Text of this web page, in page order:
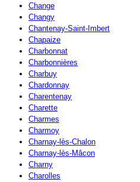
Change
Changy
Chantenay-Saint-Imbert
Chapaize
Charbonnat
Charbonnières
Charbuy
Chardonnay
Charentenay
Charette
Charmes
Charmoy
Charnay-lès-Chalon
Charnay-lès-Mâcon
Charny
Charolles